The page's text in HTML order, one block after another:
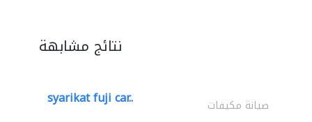
نتائج مشابهة
syarikat fuji car.. صيانة مكيفات